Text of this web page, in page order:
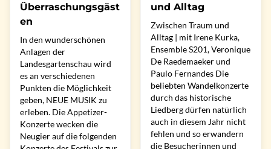
Überraschungsgäst
en
In den wunderschönen
Anlagen der
Landesgartenschau wird
es an verschiedenen
Punkten die Möglichkeit
geben, NEUE MUSIK zu
erleben. Die Appetizer-
Konzerte wecken die
Neugier auf die folgenden
und Alltag
Zwischen Traum und
Alltag | mit Irene Kurka,
Ensemble S201, Veronique
De Raedemaeker und
Paulo Fernandes Die
beliebten Wandelkonzerte
durch das historische
Liedberg dürfen natürlich
auch in diesem Jahr nicht
fehlen und so erwandern
die Besucherinnen und